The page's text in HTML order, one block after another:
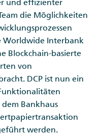
und effizienter
die Möglichkeiten
Worldwide Interbank
Blockchain-basierte
von
DCP ist nun ein
Bankhaus
werden.